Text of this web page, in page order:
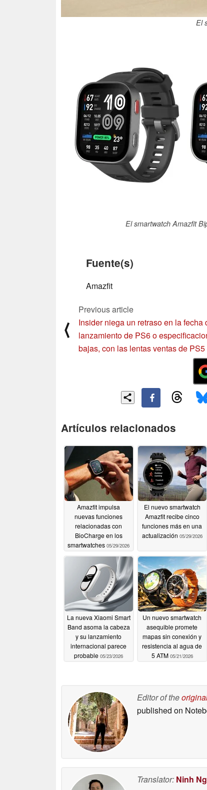
El
El smartwatch Amazfit
Fuente(s)
Amazfit
⟨
Previous article
Insider niega un retraso en la fecha
lanzamiento de PS6 o
bajas, con las lentas ventas de
Artículos relacionados
Amazfit impulsa
nuevas funciones
relacionadas con
BioCharge en los
smartwatches 05/29/2026
El nuevo smartwatch
Amazfit recibe cinco
funciones más en una
actualización 05/29/2026
La nueva Xiaomi Smart
Band asoma la cabeza
y su lanzamiento
internacional parece
probable 05/23/2026
Un nuevo smartwatch
asequible promete
mapas sin conexión y
resistencia al agua de
5 ATM 05/21/2026
Editor of the
published on
Translator: Ninh